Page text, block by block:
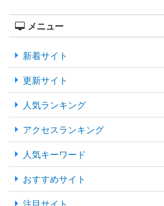
メニュー
新着サイト
更新サイト
人気ランキング
アクセスランキング
人気キーワード
おすすめサイト
注目サイト